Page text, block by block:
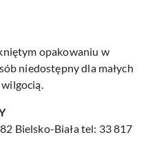
opakowaniu w
niedostępny dla małych
Bielsko-Biała tel: 33 817